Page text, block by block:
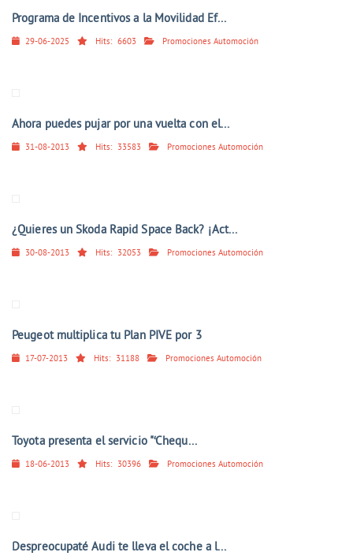
Programa de Incentivos a la Movilidad Ef...
29-06-2025 Hits: 6603 Promociones Automoción
Ahora puedes pujar por una vuelta con el...
31-08-2013 Hits: 33583 Promociones Automoción
¿Quieres un Skoda Rapid Space Back? ¡Act...
30-08-2013 Hits: 32053 Promociones Automoción
Peugeot multiplica tu Plan PIVE por 3
17-07-2013 Hits: 31188 Promociones Automoción
Toyota presenta el servicio "‘Chequ...
18-06-2013 Hits: 30396 Promociones Automoción
Despreocupaté Audi te lleva el coche a l...